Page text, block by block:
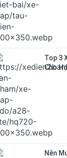
Top 3
Cho
Nên